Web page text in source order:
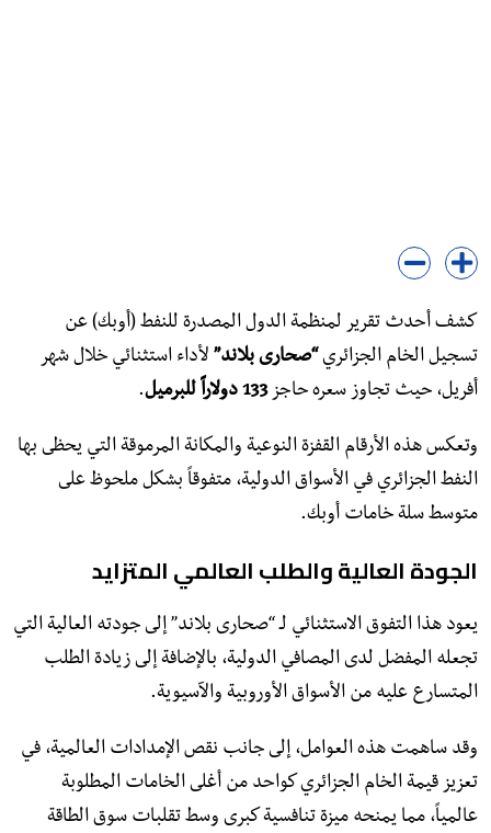
كشف أحدث تقرير لمنظمة الدول المصدرة للنفط (أوبك) عن
تسجيل الخام الجزائري“صحارى بلاند” لأداء استثنائي خلال شهر
أفريل، حيث تجاوز سعره حاجز133 دولاراً للبرميل .
وتعكس هذه الأرقام القفزة النوعية والمكانة المرموقة التي يحظى بها
النفط الجزائري في الأسواق الدولية، متفوقاً بشكل ملحوظ على
متوسط سلة خامات أوبك.
الجودة العالية والطلب العالمي المتزايد
​يعود هذا التفوق الاستثنائي لـ “صحارى بلاند” إلى جودته العالية التي
تجعله المفضل لدى المصافي الدولية، بالإضافة إلى زيادة الطلب
المتسارع عليه من الأسواق الأوروبية والآسيوية.
وقد ساهمت هذه العوامل، إلى جانب نقص الإمدادات العالمية، في
تعزيز قيمة الخام الجزائري كواحد من أغلى الخامات المطلوبة
عالمياً، مما يمنحه ميزة تنافسية كبرى وسط تقلبات سوق الطاقة